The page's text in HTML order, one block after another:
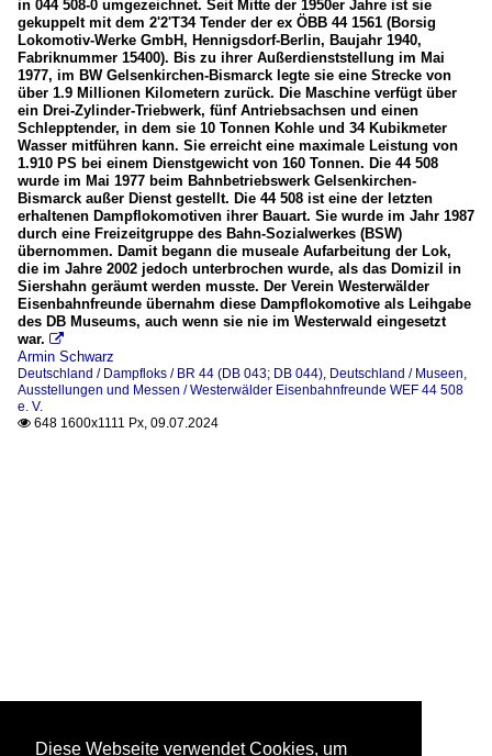
in 044 508-0 umgezeichnet. Seit Mitte der 1950er Jahre ist sie
gekuppelt mit dem 2'2'T34 Tender der ex ÖBB 44 1561 (Borsig
Lokomotiv-Werke GmbH, Hennigsdorf-Berlin, Baujahr 1940,
Fabriknummer 15400). Bis zu ihrer Außerdienststellung im Mai
1977, im BW Gelsenkirchen-Bismarck legte sie eine Strecke von
über 1.9 Millionen Kilometern zurück. Die Maschine verfügt über
ein Drei-Zylinder-Triebwerk, fünf Antriebsachsen und einen
Schlepptender, in dem sie 10 Tonnen Kohle und 34 Kubikmeter
Wasser mitführen kann. Sie erreicht eine maximale Leistung von
1.910 PS bei einem Dienstgewicht von 160 Tonnen. Die 44 508
wurde im Mai 1977 beim Bahnbetriebswerk Gelsenkirchen-
Bismarck außer Dienst gestellt. Die 44 508 ist eine der letzten
erhaltenen Dampflokomotiven ihrer Bauart. Sie wurde im Jahr 1987
durch eine Freizeitgruppe des Bahn-Sozialwerkes (BSW)
übernommen. Damit begann die museale Aufarbeitung der Lok,
die im Jahre 2002 jedoch unterbrochen wurde, als das Domizil in
Siershahn geräumt werden musste. Der Verein Westerwälder
Eisenbahnfreunde übernahm diese Dampflokomotive als Leihgabe
des DB Museums, auch wenn sie nie im Westerwald eingesetzt
war. 
Armin Schwarz
Deutschland / Dampfloks / BR 44 (DB 043; DB 044) Deutschland / Museen,
Ausstellungen und Messen / Westerwälder Eisenbahnfreunde WEF 44 508
e. V.
 648 1600x1111 Px, 09.07.2024
Diese Webseite verwendet Cookies, um